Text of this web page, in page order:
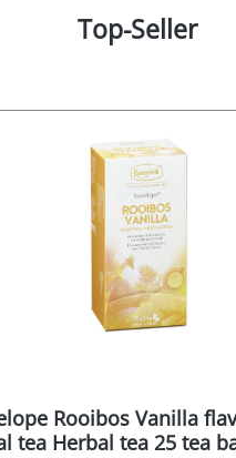
Top-Seller
Rooibos Vanilla
tea Herbal tea 25 tea